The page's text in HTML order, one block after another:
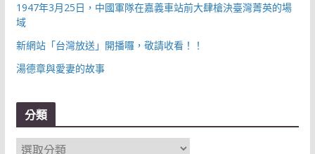
1947年3月25日，中國軍隊在嘉義車站前大肆槍決臺灣菁英的場
域
新網站「台灣放送」開播囉，敬請收看！！
湯德章與愛妻的故事
分類
分